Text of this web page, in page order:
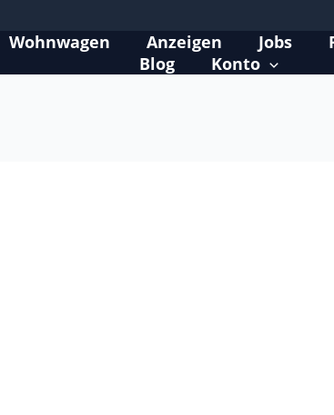
Wohnwagen Anzeigen Jobs
Blog
Konto